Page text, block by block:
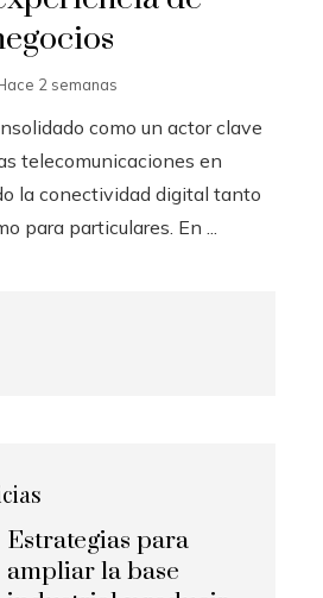
2 semanas
como un actor clave
telecomunicaciones en
la conectividad digital tanto
para particulares. En ...
Estrategias para
ampliar la base